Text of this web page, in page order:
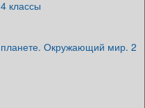
классы
Окружающий мир. 2